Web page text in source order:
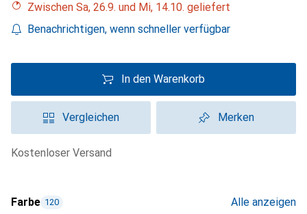
Zwischen Sa, 26.9. und Mi, 14.10. geliefert
Benachrichtigen, wenn schneller verfügbar
In den Warenkorb
Vergleichen Merken
kostenloser Versand
Farbe 120 Alle anzeigen